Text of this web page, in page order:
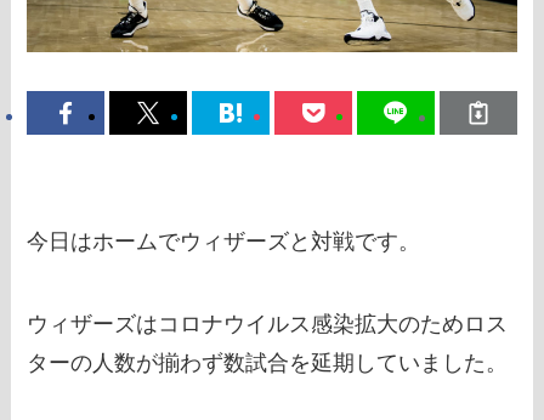
今日はホームでウィザーズと対戦です。
ウィザーズはコロナウイルス感染拡大のためロス
ターの人数が揃わず数試合を延期していました。